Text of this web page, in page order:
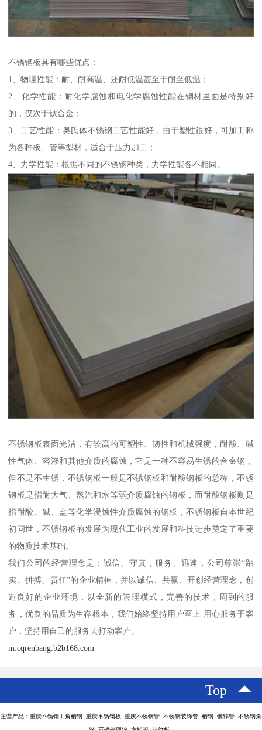
不锈钢板具有哪些优点：
1、物理性能：耐、耐高温、还耐低温甚至于耐至低温；
2、化学性能：耐化学腐蚀和电化学腐蚀性能在钢材里面是特别好
的，仅次于钛合金；
3、工艺性能：奥氏体不锈钢工艺性能好，由于塑性很好，可加工称
为各种板、管等型材，适合于压力加工；
4、力学性能：根据不同的不锈钢种类，力学性能各不相同。
不锈钢板表面光洁，有较高的可塑性、韧性和机械强度，耐酸、碱
性气体、溶液和其他介质的腐蚀，它是一种不容易生锈的合金钢，
但不是不生锈，不锈钢板一般是不锈钢板和耐酸钢板的总称，不锈
钢板是指耐大气、蒸汽和水等弱介质腐蚀的钢板，而耐酸钢板则是
指耐酸、碱、盐等化学浸蚀性介质腐蚀的钢板，不锈钢板自本世纪
初问世，不锈钢板的发展为现代工业的发展和科技进步奠定了重要
的物质技术基础。
我们公司的经营理念是：诚信、守真，服务、迅速，公司尊崇“踏
实、拼搏、责任”的企业精神，并以诚信、共赢、开创经营理念，创
造良好的企业环境，以全新的管理模式，完善的技术，周到的服
务，优良的品质为生存根本，我们始终坚持用户至上 用心服务于客
户，坚持用自己的服务去打动客户。
m.cqrenbang.b2b168.com
Top
主营产品：重庆不锈钢工角槽钢 重庆不锈钢板 重庆不锈钢管 不锈钢装饰管 槽钢 镀锌管 不锈钢角